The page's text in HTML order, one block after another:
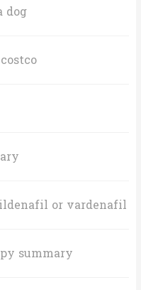
dog
or vardenafil
summary